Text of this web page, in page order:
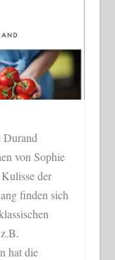
Durand
von Sophie
der
finden sich
hat die